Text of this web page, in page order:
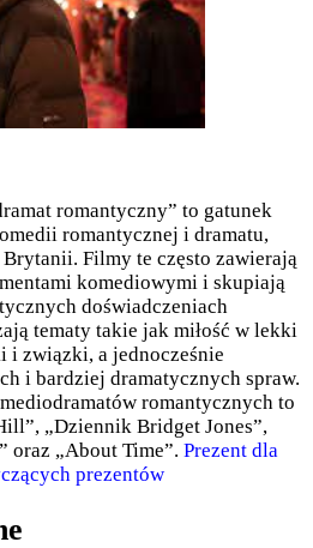
romantyczny” to gatunek
romantycznej i dramatu,
Filmy te często zawierają
komediowymi i skupiają
doświadczeniach
tematy takie jak miłość w lekki
i związki, a jednocześnie
i bardziej dramatycznych spraw.
romantycznych to
„Dziennik Bridget Jones”,
oraz „About Time”. Prezent dla
prezentów